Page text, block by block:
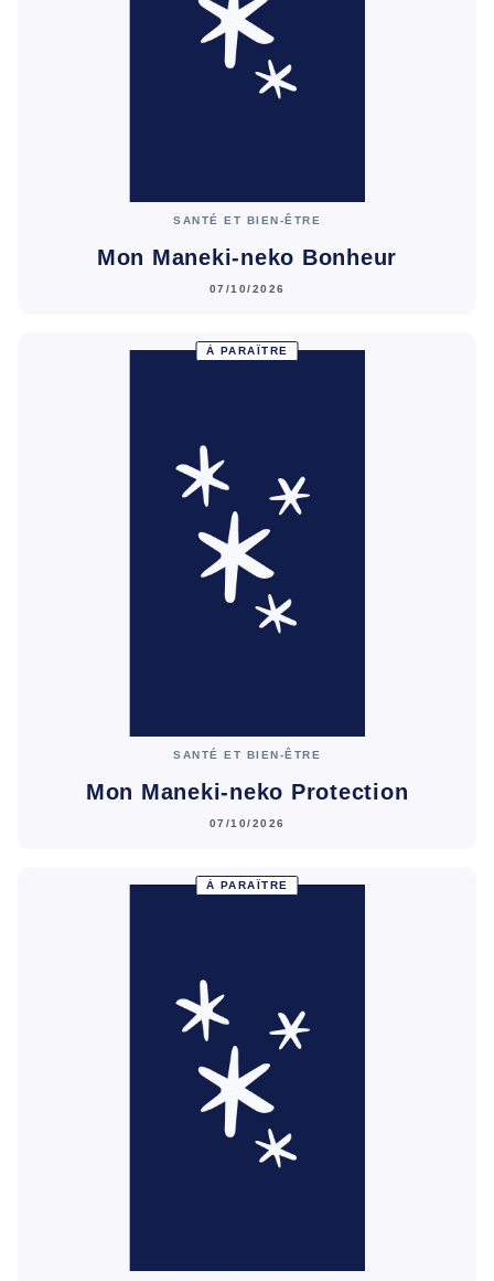
SANTÉ ET BIEN-ÊTRE
Mon Maneki-neko Bonheur
07/10/2026
À PARAÎTRE
SANTÉ ET BIEN-ÊTRE
Mon Maneki-neko Protection
07/10/2026
À PARAÎTRE